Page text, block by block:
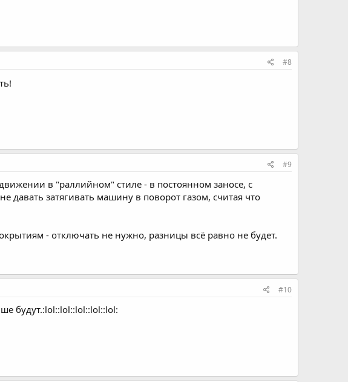
#8
#9
в "раллийном" стиле - в постоянном заносе, с
давать затягивать машину в поворот газом, считая что
- отключать не нужно, разницы всё равно не будет.
#10
будут.:lol::lol::lol::lol::lol: